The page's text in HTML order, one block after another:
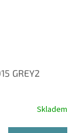
GREY2
Skladem